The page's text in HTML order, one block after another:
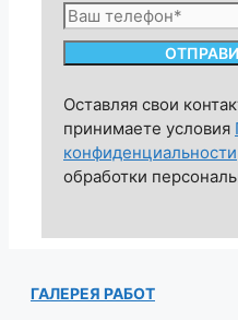
Оставляя свои
принимаете условия
конфиденциальности
обработки
ГАЛЕРЕЯ РАБОТ